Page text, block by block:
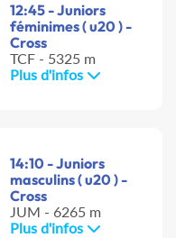
12:45 - Juniors
féminimes ( u20 ) -
Cross
TCF - 5325 m
Plus d'infos
14:10 - Juniors
masculins ( u20 ) -
Cross
JUM - 6265 m
Plus d'infos